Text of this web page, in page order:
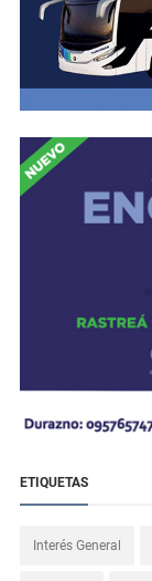
ETIQUETAS
Interés General